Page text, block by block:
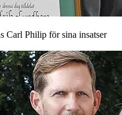
Carl Philip för sina insatser